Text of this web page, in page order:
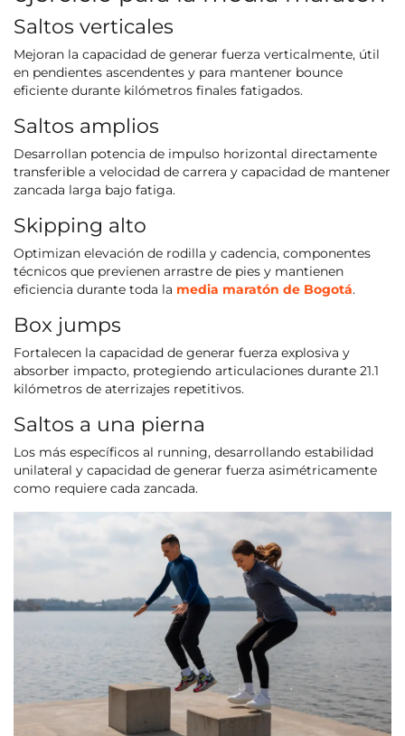
Saltos verticales
Mejoran la capacidad de generar fuerza verticalmente, útil
en pendientes ascendentes y para mantener bounce
eficiente durante kilómetros finales fatigados.
Saltos amplios
Desarrollan potencia de impulso horizontal directamente
transferible a velocidad de carrera y capacidad de mantener
zancada larga bajo fatiga.
Skipping alto
Optimizan elevación de rodilla y cadencia, componentes
técnicos que previenen arrastre de pies y mantienen
eficiencia durante toda la media maratón de Bogotá.
Box jumps
Fortalecen la capacidad de generar fuerza explosiva y
absorber impacto, protegiendo articulaciones durante 21.1
kilómetros de aterrizajes repetitivos.
Saltos a una pierna
Los más específicos al running, desarrollando estabilidad
unilateral y capacidad de generar fuerza asimétricamente
como requiere cada zancada.